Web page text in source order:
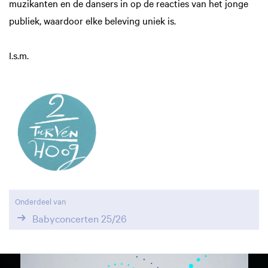
muzikanten en de dansers in op de reacties van het jonge
publiek, waardoor elke beleving uniek is.
I.s.m.
Onderdeel van
Babyconcerten 25/26